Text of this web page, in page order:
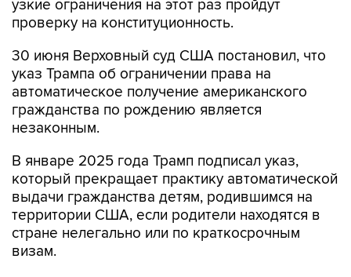
30 июня Верховный суд США постановил, что
автоматическое получение американского
гражданства по рождению является
незаконным.
В январе 2025 года Трамп подписал указ,
выдачи гражданства детям, родившимся на
территории США, если родители находятся в
стране нелегально или по краткосрочным
визам.
Право на гражданство по рождению